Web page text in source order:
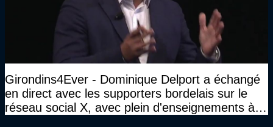
Girondins4Ever - Dominique Delport a échangé
en direct avec les supporters bordelais sur le
réseau social X, avec plein d'enseignements à la